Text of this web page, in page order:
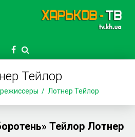
Тейлор
Лотнер Тейлор
Тейлор Лотнер